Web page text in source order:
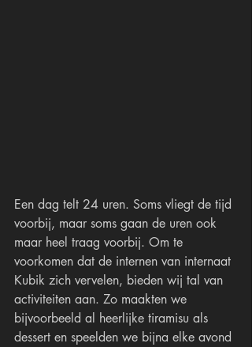
Een dag telt 24 uren. Soms vliegt de tijd
voorbij, maar soms gaan de uren ook
maar heel traag voorbij. Om te
voorkomen dat de internen van internaat
Kubik zich vervelen, bieden wij tal van
activiteiten aan. Zo maakten we
bijvoorbeeld al heerlijke tiramisu als
dessert en speelden we bijna elke avond